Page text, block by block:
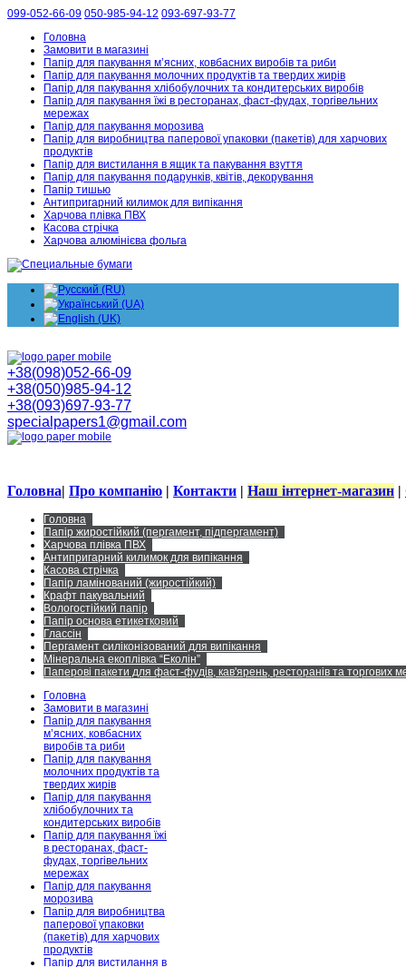
099-052-66-09 050-985-94-12 093-697-93-77
Головна
Замовити в магазині
Папір для пакування м’ясних, ковбасних виробів та риби
Папір для пакування молочних продуктів та твердих жирів
Папір для пакування хлібобулочних та кондитерських виробів
Папір для пакування їжі в ресторанах, фаст-фудах, торгівельних
мережах
Папір для пакування морозива
Папір для виробництва паперової упаковки (пакетів) для харчових
продуктів
Папір для вистилання в ящик та пакування взуття
Папір для пакування подарунків, квітів, декорування
Папір тишью
Антипригарний килимок для випікання
Харчова плівка ПВХ
Касова стрічка
Харчова алюмінієва фольга
+38(098)052-66-09
+38(050)985-94-12
+38(093)697-93-77
specialpapers1@gmail.com
Головна| Про компанію | Контакти | Наш інтернет-магазин |
Головна
Папір жиростійкий (пергамент, підпергамент)
Харчова плівка ПВХ
Антипригарний килимок для випікання
Касова стрічка
Папір ламінований (жиростійкий)
Крафт пакувальний
Вологостійкий папір
Папір основа етикетковий
Глассін
Пергамент силіконізований для випікання
Мінеральна екоплівка “Еколін”
Паперові пакети для фаст-фудів, кав'ярень, ресторанів та торгових
Головна
Замовити в магазині
Папір для пакування
м’ясних, ковбасних
виробів та риби
Папір для пакування
молочних продуктів та
твердих жирів
Папір для пакування
хлібобулочних та
кондитерських виробів
Папір для пакування їжі
в ресторанах, фаст-
фудах, торгівельних
мережах
Папір для пакування
морозива
Папір для виробництва
паперової упаковки
(пакетів) для харчових
продуктів
Папір для вистилання в